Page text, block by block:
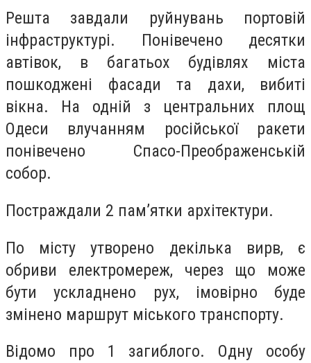
Решта завдали руйнувань портовій
інфраструктурі. Понівечено десятки
автівок, в багатьох будівлях міста
пошкоджені фасади та дахи, вибиті
вікна. На одній з центральних площ
Одеси влучанням російської ракети
понівечено Спасо-Преображенській
собор.
Постраждали 2 пам’ятки архітектури.
По місту утворено декілька вирв, є
обриви електромереж, через що може
бути ускладнено рух, імовірно буде
змінено маршрут міського транспорту.
Відомо про 1 загиблого. Одну особу